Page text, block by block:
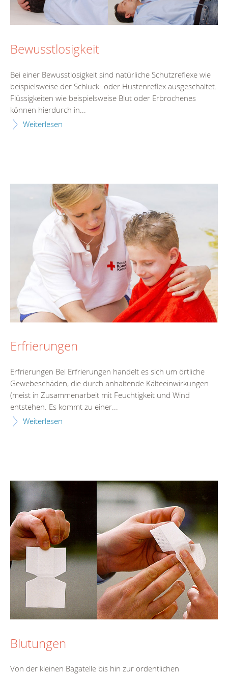
Bewusstlosigkeit
Bei einer Bewusstlosigkeit sind natürliche Schutzreflexe wie
beispielsweise der Schluck- oder Hustenreflex ausgeschaltet.
Flüssigkeiten wie beispielsweise Blut oder Erbrochenes
können hierdurch in...
Weiterlesen
Erfrierungen
Erfrierungen Bei Erfrierungen handelt es sich um örtliche
Gewebeschäden, die durch anhaltende Kälteeinwirkungen
(meist in Zusammenarbeit mit Feuchtigkeit und Wind
entstehen. Es kommt zu einer...
Weiterlesen
Blutungen
Von der kleinen Bagatelle bis hin zur ordentlichen